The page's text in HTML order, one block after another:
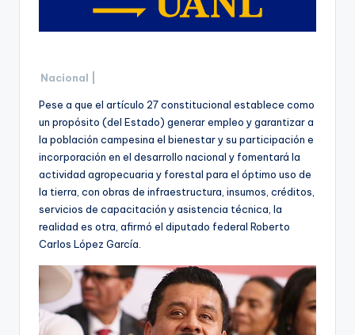
Nacional |
Pese a que el artículo 27 constitucional establece como
un propósito (del Estado) generar empleo y garantizar a
la población campesina el bienestar y su participación e
incorporación en el desarrollo nacional y fomentará la
actividad agropecuaria y forestal para el óptimo uso de
la tierra, con obras de infraestructura, insumos, créditos,
servicios de capacitación y asistencia técnica, la
realidad es otra, afirmó el diputado federal Roberto
Carlos López García.